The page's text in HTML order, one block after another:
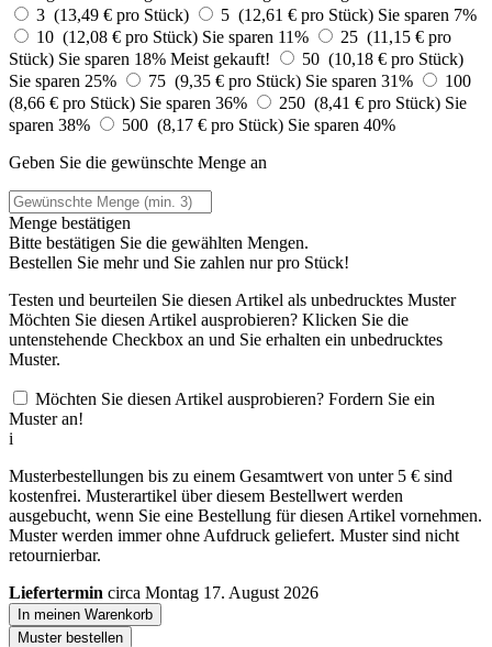
3 (13,49 € pro Stück)
5 (12,61 € pro Stück) Sie sparen 7%
10 (12,08 € pro Stück) Sie sparen 11%
25 (11,15 € pro
Stück) Sie sparen 18% Meist gekauft!
50 (10,18 € pro Stück)
Sie sparen 25%
75 (9,35 € pro Stück) Sie sparen 31%
100
(8,66 € pro Stück) Sie sparen 36% 250 (8,41 € pro Stück) Sie
sparen 38%
500 (8,17 € pro Stück) Sie sparen 40%
Geben Sie die gewünschte Menge an
Menge bestätigen
Bitte bestätigen Sie die gewählten Mengen.
Bestellen Sie mehr und Sie zahlen nurpro Stück!
Testen und beurteilen Sie diesen Artikel als unbedrucktes Muster
Möchten Sie diesen Artikel ausprobieren? Klicken Sie die
untenstehende Checkbox an und Sie erhalten ein unbedrucktes
Muster.
Möchten Sie diesen Artikel ausprobieren? Fordern Sie ein
Muster an!
i
Musterbestellungen bis zu einem Gesamtwert von unter 5 € sind
kostenfrei. Musterartikel über diesem Bestellwert werden
ausgebucht, wenn Sie eine Bestellung für diesen Artikel vornehmen.
Muster werden immer ohne Aufdruck geliefert. Muster sind nicht
retournierbar.
Liefertermin circa Montag 17. August 2026
In meinen Warenkorb
Muster bestellen